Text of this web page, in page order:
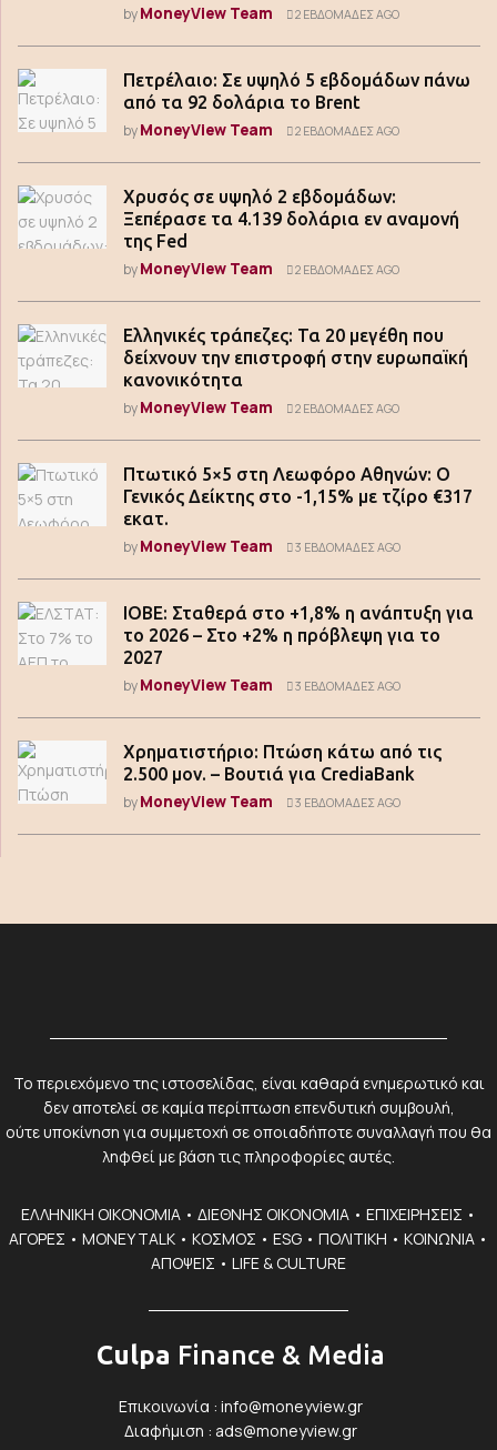
byMoneyView Team 2 ΕΒΔΟΜΆΔΕΣ AGO
Πετρέλαιο: Σε υψηλό 5 εβδομάδων πάνω
από τα 92 δολάρια το Brent
byMoneyView Team 2 ΕΒΔΟΜΆΔΕΣ AGO
Χρυσός σε υψηλό 2 εβδομάδων:
Ξεπέρασε τα 4.139 δολάρια εν αναμονή
της Fed
byMoneyView Team 2 ΕΒΔΟΜΆΔΕΣ AGO
Ελληνικές τράπεζες: Τα 20 μεγέθη που
δείχνουν την επιστροφή στην ευρωπαϊκή
κανονικότητα
byMoneyView Team 2 ΕΒΔΟΜΆΔΕΣ AGO
Πτωτικό 5×5 στη Λεωφόρο Αθηνών: Ο
Γενικός Δείκτης στο -1,15% με τζίρο €317
εκατ.
byMoneyView Team 3 ΕΒΔΟΜΆΔΕΣ AGO
ΙΟΒΕ: Σταθερά στο +1,8% η ανάπτυξη για
το 2026 – Στο +2% η πρόβλεψη για το
2027
byMoneyView Team 3 ΕΒΔΟΜΆΔΕΣ AGO
Χρηματιστήριο: Πτώση κάτω από τις
2.500 μον. – Βουτιά για CrediaBank
byMoneyView Team 3 ΕΒΔΟΜΆΔΕΣ AGO
Το περιεχόμενο της ιστοσελίδας, είναι καθαρά ενημερωτικό και
δεν αποτελεί σε καμία περίπτωση επενδυτική συμβουλή,
ούτε υποκίνηση για συμμετοχή σε οποιαδήποτε συναλλαγή που θα
ληφθεί με βάση τις πληροφορίες αυτές.
ΕΛΛΗΝΙΚΗ ΟΙΚΟΝΟΜΙΑ • ΔΙΕΘΝΗΣ ΟΙΚΟΝΟΜΙΑ • ΕΠΙΧΕΙΡΗΣΕΙΣ •
ΑΓΟΡΕΣ • MONEY TALK • ΚΟΣΜΟΣ • ESG • ΠΟΛΙΤΙΚΗ • ΚΟΙΝΩΝΙΑ •
ΑΠΟΨΕΙΣ • LIFE & CULTURE
Culpa Finance & Media
Επικοινωνία : info@moneyview.gr
Διαφήμιση : ads@moneyview.gr